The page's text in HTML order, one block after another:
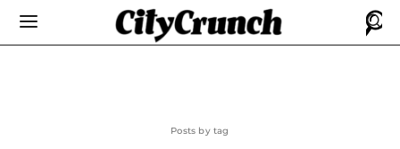
Posts by tag